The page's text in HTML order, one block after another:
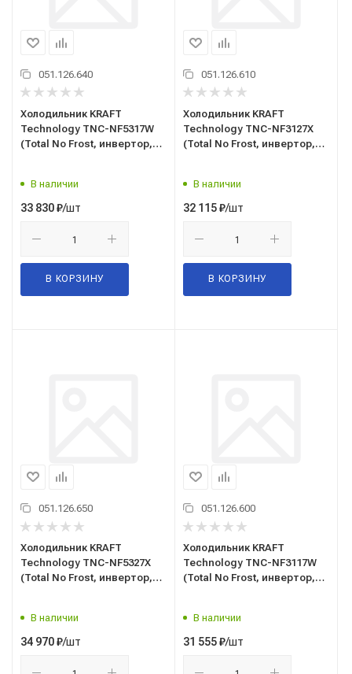
051.126.640
Холодильник KRAFT
Technology TNC-NF5317W
(Total No Frost, инвертор,
В наличии
33 830₽/шт
В КОРЗИНУ
051.126.610
Холодильник KRAFT
Technology TNC-NF3127X
(Total No Frost, инвертор,
сталь
В наличии
32 115₽/шт
В КОРЗИНУ
051.126.650
Холодильник KRAFT
Technology TNC-NF5327X
(Total No Frost, инвертор,
сталь
В наличии
34 970₽/шт
051.126.600
Холодильник KRAFT
Technology TNC-NF3117W
(Total No Frost, инвертор,
В наличии
31 555₽/шт